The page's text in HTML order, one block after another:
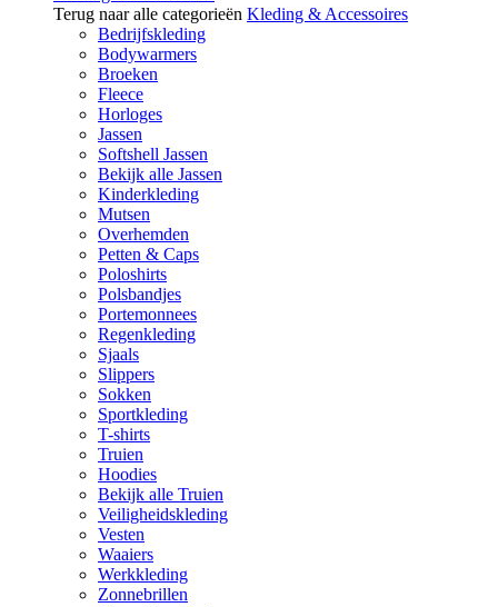
Terug naar alle categorieën Kleding & Accessoires
Bedrijfskleding
Bodywarmers
Broeken
Fleece
Horloges
Jassen
Softshell Jassen
Bekijk alle Jassen
Kinderkleding
Mutsen
Overhemden
Petten & Caps
Poloshirts
Polsbandjes
Portemonnees
Regenkleding
Sjaals
Slippers
Sokken
Sportkleding
T-shirts
Truien
Hoodies
Bekijk alle Truien
Veiligheidskleding
Vesten
Waaiers
Werkkleding
Zonnebrillen